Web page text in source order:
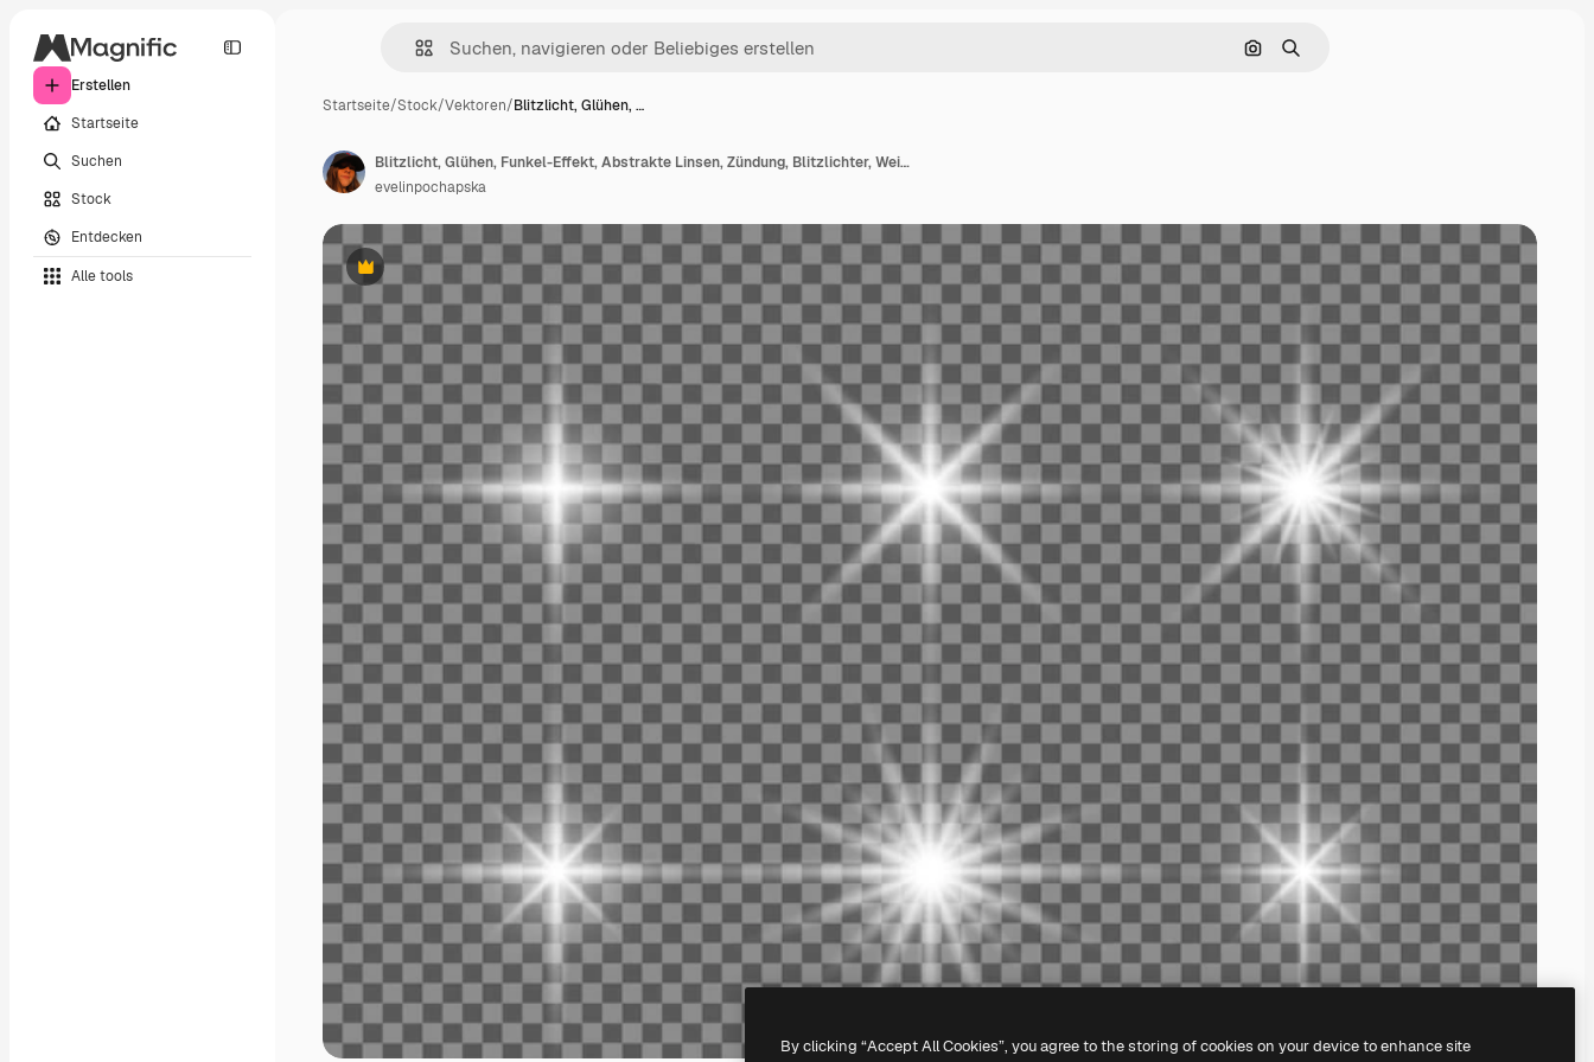
Erstellen
Startseite
Suchen
Stock
Entdecken
Alle tools
Nach Bild suchen
Suchen
Startseite/Stock/Vektoren/Blitzlicht, Glühen, …
Premium
Blitzlicht, Glühen, Funkel-Effekt, Abstrakte Linsen, Zündung, Blitzlichter, Weißlichtburst
evelinpochapska
By clicking “Accept All Cookies”, you agree to the storing of cookies on your device to enhance site